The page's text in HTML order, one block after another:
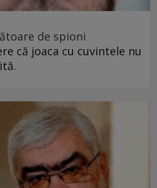
de spioni
că joaca cu cuvintele nu